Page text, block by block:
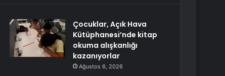
Çocuklar, Açık Hava
Kütüphanesi’nde kitap
okuma alışkanlığı
kazanıyorlar
Ağustos 6, 2026